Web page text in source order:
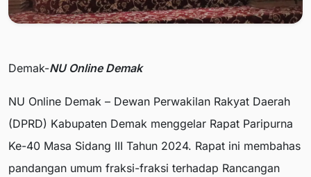
Demak-NU Online Demak
NU Online Demak – Dewan Perwakilan Rakyat Daerah
(DPRD) Kabupaten Demak menggelar Rapat Paripurna
Ke-40 Masa Sidang III Tahun 2024. Rapat ini membahas
pandangan umum fraksi-fraksi terhadap Rancangan